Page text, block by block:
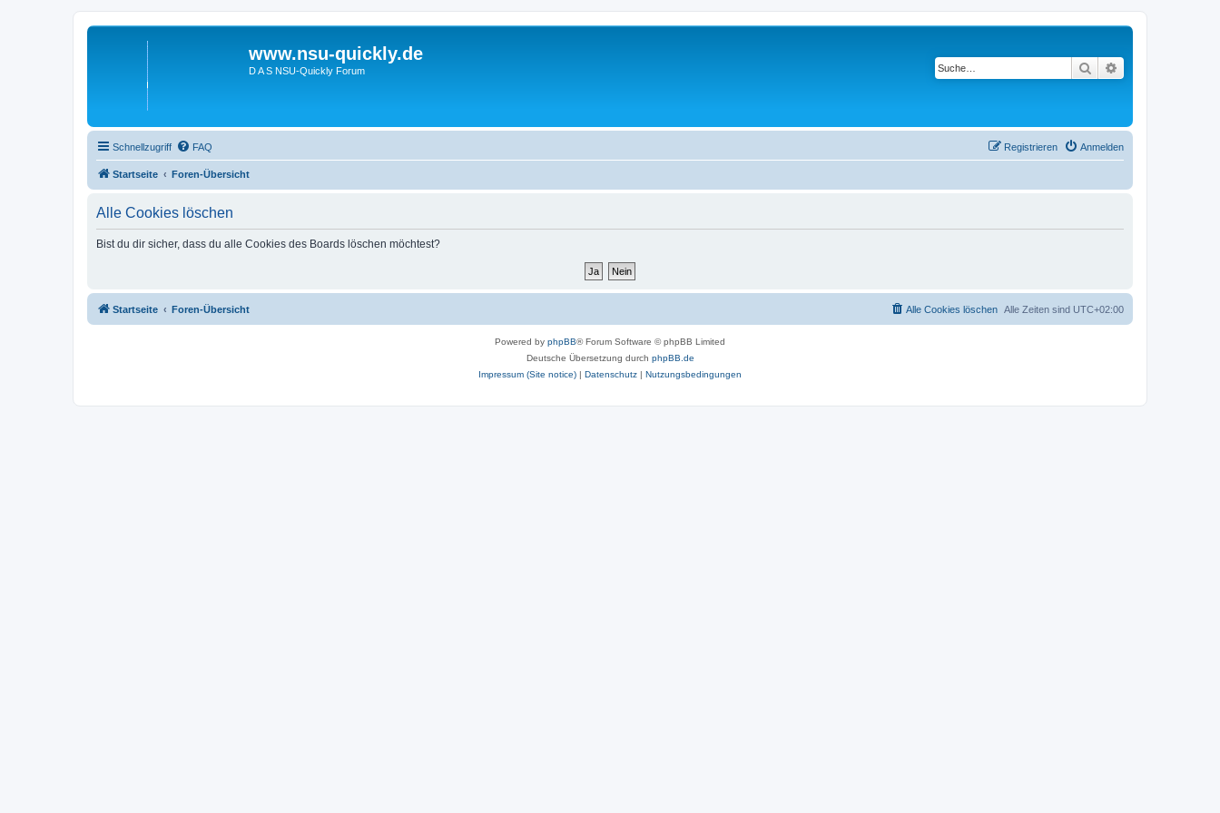
www.nsu-quickly.de
D A S NSU-Quickly Forum Suche
Schnellzugriff FAQ Anmelden
Registrieren
Startseite Foren-Übersicht
Alle Cookies löschen
Bist du dir sicher, dass du alle Cookies des Boards löschen möchtest?
Startseite Foren-Übersicht Alle Zeiten sind UTC+02:00
Alle Cookies löschen
Powered by phpBB® Forum Software © phpBB Limited
Deutsche Übersetzung durch phpBB.de
Impressum (Site notice) | Datenschutz | Nutzungsbedingungen